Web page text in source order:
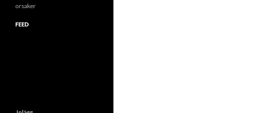
orsaker
FEED